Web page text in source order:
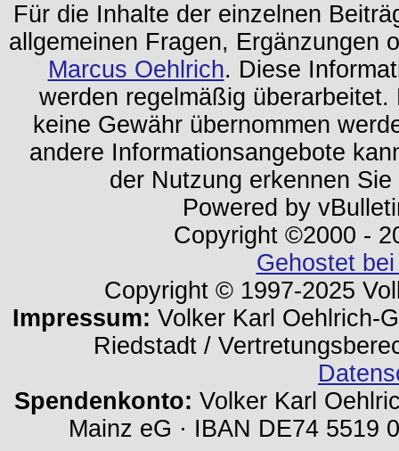
Für die Inhalte der einzelnen
allgemeinen Fragen, Ergänzungen
Marcus Oehlrich. Diese
werden regelmäßig
keine Gewähr übernommen
andere Informationsangebote
der Nutzung erkennen
Powered by
Copyright ©2000 -
Gehostet
Copyright © 1997-2025
Impressum: Volker Karl Oehlrich-
Riedstadt /
Spendenkonto: Volker Karl
Mainz eG · IBAN DE74 5519